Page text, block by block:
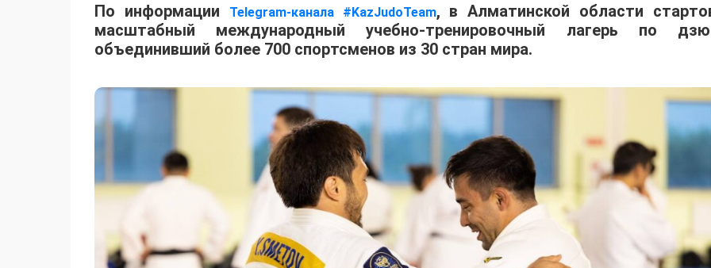
По информации Telegram-канала #KazJudoTeam, в Алматинской области
масштабный международный учебно-тренировочный лагерь по
объединивший более 700 спортсменов из 30 стран мира.